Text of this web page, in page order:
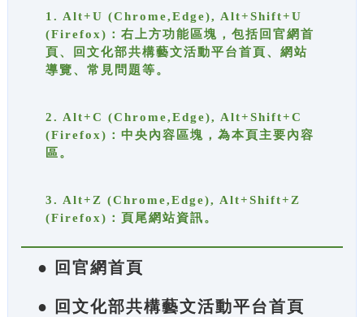
1. Alt+U (Chrome,Edge), Alt+Shift+U
(Firefox)：右上方功能區塊，包括回官網首
頁、回文化部共構藝文活動平台首頁、網站
導覽、常見問題等。
2. Alt+C (Chrome,Edge), Alt+Shift+C
(Firefox)：中央內容區塊，為本頁主要內容
區。
3. Alt+Z (Chrome,Edge), Alt+Shift+Z
(Firefox)：頁尾網站資訊。
● 回官網首頁
● 回文化部共構藝文活動平台首頁